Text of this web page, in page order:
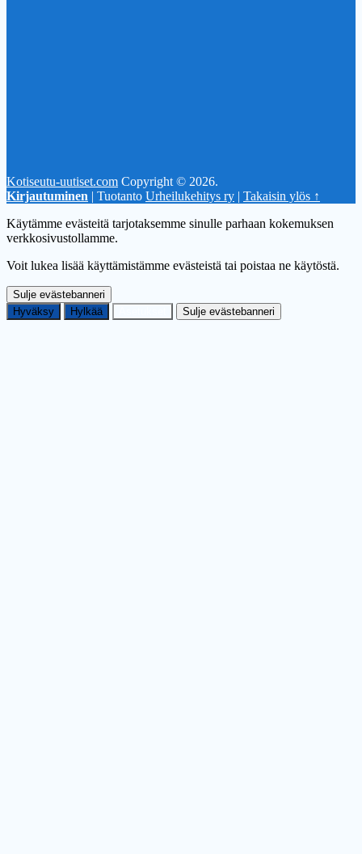
Kotiseutu-uutiset.com Copyright © 2026.
Kirjautuminen | Tuotanto Urheilukehitys ry | Takaisin ylös ↑
Käytämme evästeitä tarjotaksemme sinulle parhaan kokemuksen
verkkosivustollamme.
Voit lukea lisää käyttämistämme evästeistä tai poistaa ne käytöstä.
Sulje evästebanneri
Hyväksy
Hylkää Sulje evästebanneri